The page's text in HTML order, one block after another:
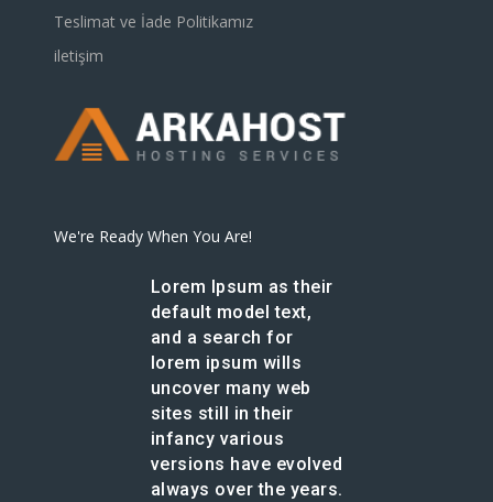
Teslimat ve İade Politikamız
iletişim
We're Ready When You Are!
Lorem Ipsum as their
default model text,
and a search for
lorem ipsum wills
uncover many web
sites still in their
infancy various
versions have evolved
always over the years.